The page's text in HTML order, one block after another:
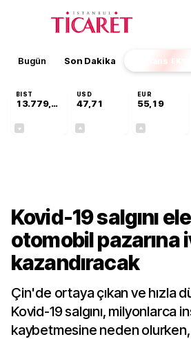
Bugün Son Dakika Finans
BIST
13.779,39
USD
47,71
EUR
55,19
Kovid-19 salgını
otomobil pazarına
kazandıracak
Çin'de ortaya çıkan ve hızla
Kovid-19 salgını, milyonlarca
kaybetmesine neden olurken,